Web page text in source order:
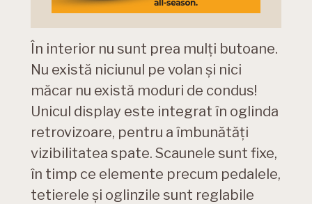
În interior nu sunt prea mulți butoane.
Nu există niciunul pe volan și nici
măcar nu există moduri de condus!
Unicul display este integrat în oglinda
retrovizoare, pentru a îmbunătăți
vizibilitatea spate. Scaunele sunt fixe,
în timp ce elemente precum pedalele,
tetierele și oglinzile sunt reglabile